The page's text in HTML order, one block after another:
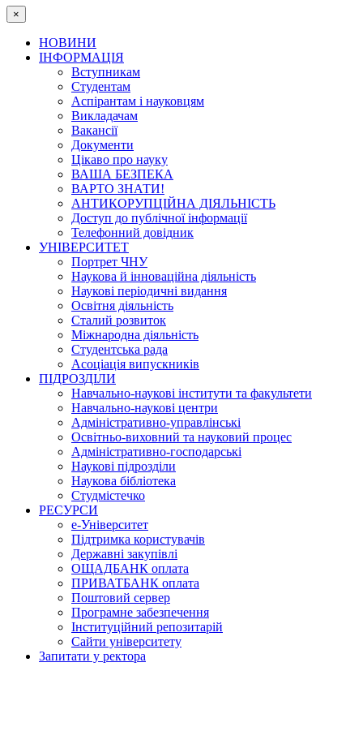
×
НОВИНИ
ІНФОРМАЦІЯ
Вступникам
Студентам
Аспірантам і науковцям
Викладачам
Вакансії
Документи
Цікаво про науку
ВАША БЕЗПЕКА
ВАРТО ЗНАТИ!
АНТИКОРУПЦІЙНА ДІЯЛЬНІСТЬ
Доступ до публічної інформації
Телефонний довідник
УНІВЕРСИТЕТ
Портрет ЧНУ
Наукова й інноваційна діяльність
Наукові періодичні видання
Освітня діяльність
Сталий розвиток
Міжнародна діяльність
Студентська рада
Асоціація випускників
ПІДРОЗДІЛИ
Навчально-наукові інститути та факультети
Навчально-наукові центри
Адміністративно-управлінські
Освітньо-виховний та науковий процес
Адміністративно-господарські
Наукові підрозділи
Наукова бібліотека
Студмістечко
РЕСУРСИ
е-Університет
Підтримка користувачів
Державні закупівлі
ОЩАДБАНК оплата
ПРИВАТБАНК оплата
Поштовий сервер
Програмне забезпечення
Інституційний репозитарій
Сайти університету
Запитати у ректора